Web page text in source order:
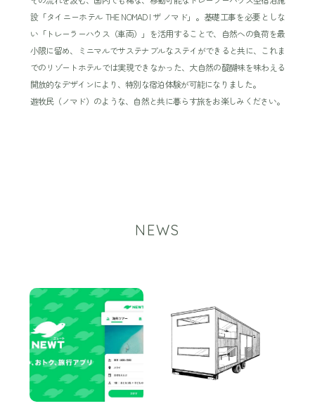
設「タイニーホテル THE NOMAD | ザ ノマド」。基礎工事を必要としな
い「トレーラーハウス（車両）」を活用することで、自然への負荷を最
小限に留め、ミニマルでサステナブルなステイができると共に、これま
でのリゾートホテルでは実現できなかった、大自然の醍醐味を味わえる
開放的なデザインにより、特別な宿泊体験が可能になりました。
遊牧民（ノマド）のような、自然と共に暮らす旅をお楽しみください。
NEWS